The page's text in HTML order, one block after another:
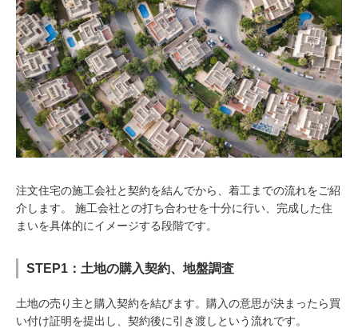
注文住宅の施工会社と契約を結んでから、着工までの流れをご紹
介します。 施工会社との打ち合わせを十分に行い、完成した住
まいを具体的にイメージする段階です。
STEP1：土地の購入契約、地盤調査
土地の売り主と購入契約を結びます。購入の意思が決まったら買
い付け証明を提出し、契約後に引き渡しという流れです。